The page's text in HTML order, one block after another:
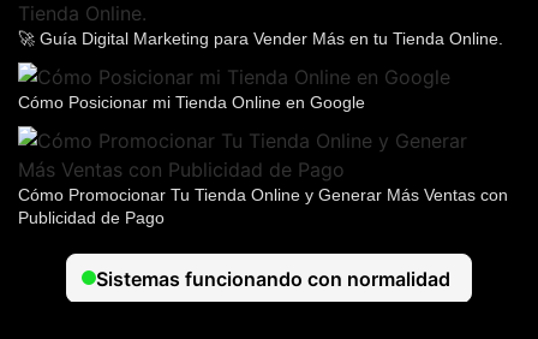
🚀 Guía Digital Marketing para Vender Más en tu Tienda Online.
Cómo Posicionar mi Tienda Online en Google
Cómo Promocionar Tu Tienda Online y Generar Más Ventas con
Publicidad de Pago